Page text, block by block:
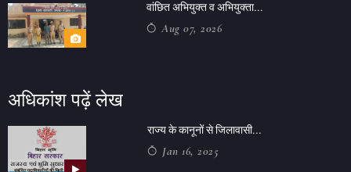
वांछित अभियुक्त व अभियुक्ता...
Aug 07, 2026
अधिकांश पढ़ें लेख
राज्य के कानूनों से जिलावासी...
Jan 16, 2025